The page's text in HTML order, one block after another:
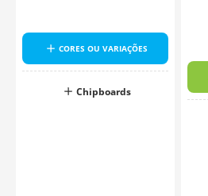
CORES OU VARIAÇÕES
Chipboards